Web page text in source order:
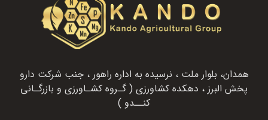
همدان، بلوار ملت ، نرسیده به اداره راهور ، جنب شرکت دارو
پخش البرز ، دهکده کشاورزی ( گـروه کشـاورزی و بازرگـانی
کنــدو )